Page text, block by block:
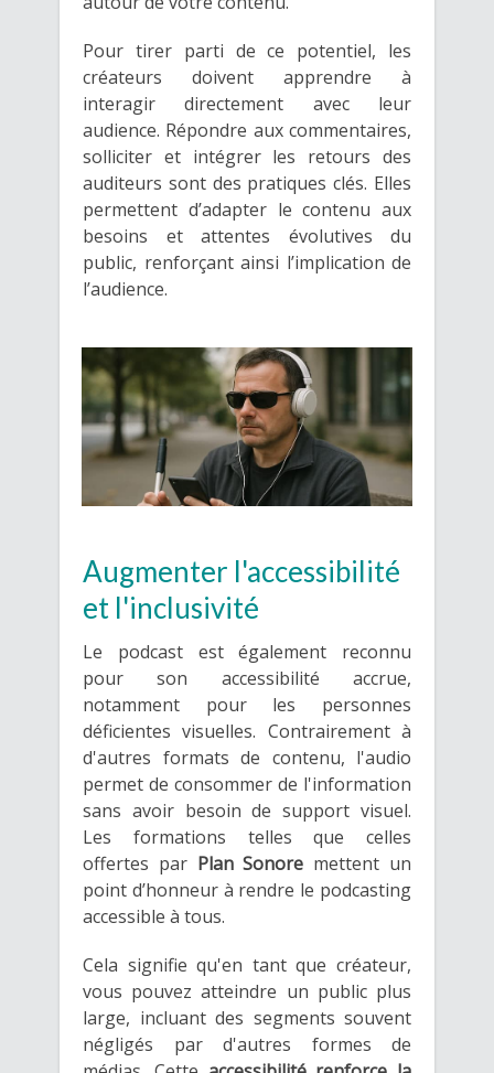
Pour tirer parti de ce potentiel, les
créateurs doivent apprendre à
interagir directement avec leur
audience. Répondre aux commentaires,
solliciter et intégrer les retours des
auditeurs sont des pratiques clés. Elles
permettent d’adapter le contenu aux
besoins et attentes évolutives du
public, renforçant ainsi l’implication de
l’audience.
Augmenter l'accessibilité
et l'inclusivité
Le podcast est également reconnu
pour son accessibilité accrue,
notamment pour les personnes
déficientes visuelles. Contrairement à
d'autres formats de contenu, l'audio
permet de consommer de l'information
sans avoir besoin de support visuel.
Les formations telles que celles
offertes par Plan Sonore mettent un
point d’honneur à rendre le podcasting
accessible à tous.
Cela signifie qu'en tant que créateur,
vous pouvez atteindre un public plus
large, incluant des segments souvent
négligés par d'autres formes de